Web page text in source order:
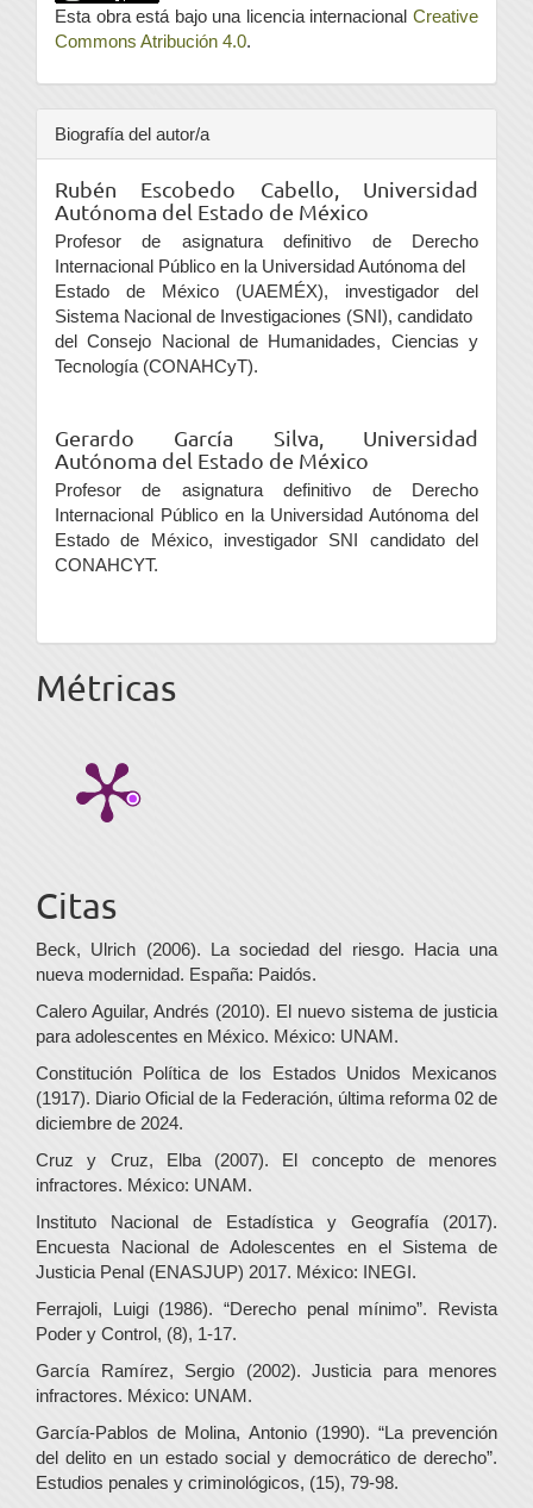
Esta obra está bajo una licencia internacional Creative
Commons Atribución 4.0.
Biografía del autor/a
Rubén Escobedo Cabello, Universidad
Autónoma del Estado de México
Profesor de asignatura definitivo de Derecho
Internacional Público en la Universidad Autónoma del
Estado de México (UAEMÉX), investigador del
Sistema Nacional de Investigaciones (SNI), candidato
del Consejo Nacional de Humanidades, Ciencias y
Tecnología (CONAHCyT).
Gerardo García Silva, Universidad
Autónoma del Estado de México
Profesor de asignatura definitivo de Derecho
Internacional Público en la Universidad Autónoma del
Estado de México, investigador SNI candidato del
CONAHCYT.
Métricas
Citas
Beck, Ulrich (2006). La sociedad del riesgo. Hacia una
nueva modernidad. España: Paidós.
Calero Aguilar, Andrés (2010). El nuevo sistema de justicia
para adolescentes en México. México: UNAM.
Constitución Política de los Estados Unidos Mexicanos
(1917). Diario Oficial de la Federación, última reforma 02 de
diciembre de 2024.
Cruz y Cruz, Elba (2007). El concepto de menores
infractores. México: UNAM.
Instituto Nacional de Estadística y Geografía (2017).
Encuesta Nacional de Adolescentes en el Sistema de
Justicia Penal (ENASJUP) 2017. México: INEGI.
Ferrajoli, Luigi (1986). “Derecho penal mínimo”. Revista
Poder y Control, (8), 1-17.
García Ramírez, Sergio (2002). Justicia para menores
infractores. México: UNAM.
García-Pablos de Molina, Antonio (1990). “La prevención
del delito en un estado social y democrático de derecho”.
Estudios penales y criminológicos, (15), 79-98.